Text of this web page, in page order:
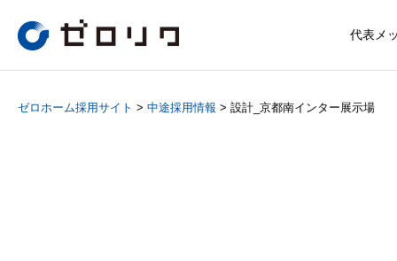
代表メ
ゼロホーム採用サイト > 中途採用情報 > 設計_京都南インター展示場